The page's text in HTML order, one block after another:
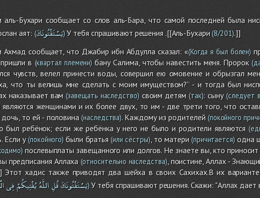
Бухари сообщает со слов аль-Бара, что самой последней была
аят:(يَسْتَفْتُونَكَ)У тебя спрашивают решения .[[Аль-Бухари(8/201).]]
сообщает, что Джабир ибн Абдулла сказал: «(Когда я был болен)
в (квартал племени) бану Cалима, чтобы навестить меня. Пророк
чувств, велел принести воды, совершил ею омовение и обрызгал
что ты велишь мне сделать с моим имуществом?” - и тогда был
наказывает вам (завещать наследство)своим детям(так): сыну(следует
являются женщинами и их более двух, то им - две трети того, что
то ей - половина(наследства). Каждому из родителей(покойного
был ребёнок; если же ребёнка у него не было и родители являются
Если у(покойного) были братья(или сёстры), то матери(причитается)одна
послевыплаты завещанного или долгов. Не знаете вы, кто
предписания Аллаха (относительно наследства), поистине, Аллах -
Этот хадис также приводят два шейха в своих Сахихах.В их
يَسْتَفْتُونَكَقُلِاللَّهُيُفْتِيكُمْفِى )У тебя спрашивают решения. Скажи: "Аллах